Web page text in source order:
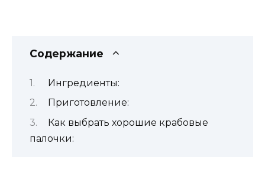
Содержание
Ингредиенты:
Приготовление:
Как выбрать хорошие крабовые
палочки: